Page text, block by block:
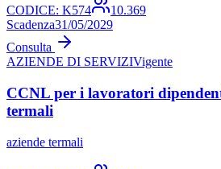
CODICE: K574
10.369
Scadenza31/05/2029
Consulta
AZIENDE DI SERVIZIVigente
CCNL per i lavoratori
termali
aziende termali